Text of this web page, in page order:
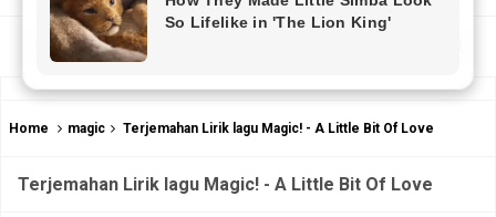
Home magic Terjemahan Lirik lagu Magic! - A Little Bit Of Love
Terjemahan Lirik lagu Magic! - A Little Bit Of Love